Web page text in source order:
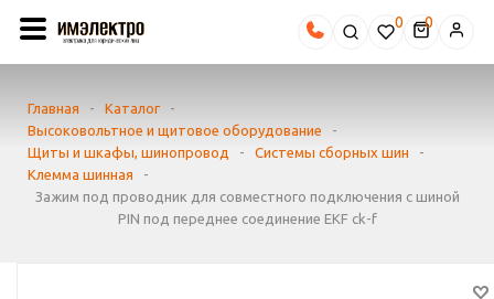
0
Главная - Каталог
-
Высоковольтное и щитовое оборудование
-
Щиты и шкафы, шинопровод
- Системы сборных шин
-
Клемма шинная
-
Зажим под проводник для совместного подключения с шиной
PIN под переднее соединение EKF ck-f